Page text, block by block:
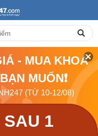
- MUA KHOÁ
MUỐN❗
(TỪ 10-12/08)
1